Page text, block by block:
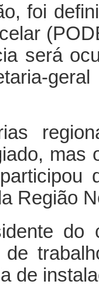
foi
será
mas
Região
do
de
de